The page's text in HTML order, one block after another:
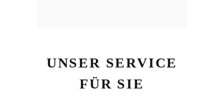
UNSER SERVICE
FÜR SIE